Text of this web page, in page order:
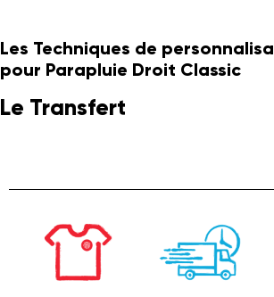
Les Techniques de
pour Parapluie Droit Classic
Le Transfert